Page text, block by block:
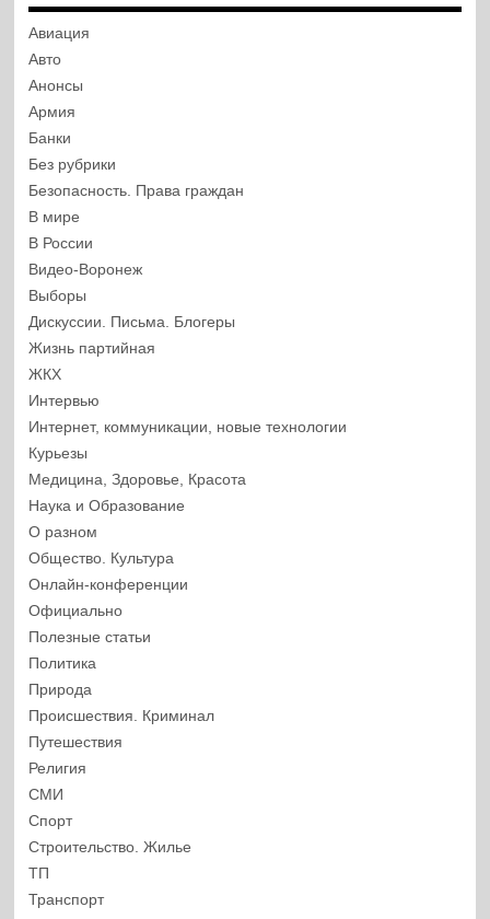
Авиация
Авто
Анонсы
Армия
Банки
Без рубрики
Безопасность. Права граждан
В мире
В России
Видео-Воронеж
Выборы
Дискуссии. Письма. Блогеры
Жизнь партийная
ЖКХ
Интервью
Интернет, коммуникации, новые технологии
Курьезы
Медицина, Здоровье, Красота
Наука и Образование
О разном
Общество. Культура
Онлайн-конференции
Официально
Полезные статьи
Политика
Природа
Происшествия. Криминал
Путешествия
Религия
СМИ
Спорт
Строительство. Жилье
ТП
Транспорт